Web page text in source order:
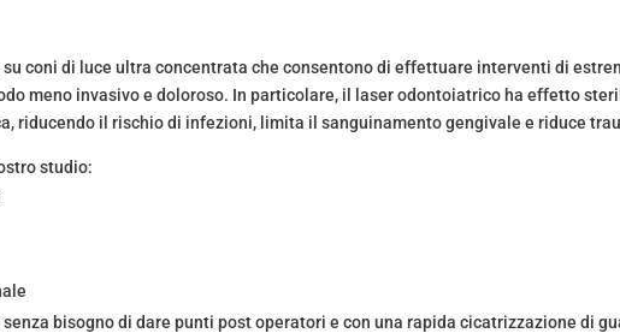
coni di luce ultra concentrata che consentono di effettuare interventi di
meno invasivo e doloroso. In particolare, il laser odontoiatrico ha effetto
riducendo il rischio di infezioni, limita il sanguinamento gengivale e riduce
studio:
bisogno di dare punti post operatori e con una rapida cicatrizzazione di